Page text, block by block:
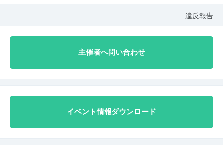
違反報告
主催者へ問い合わせ
イベント情報ダウンロード